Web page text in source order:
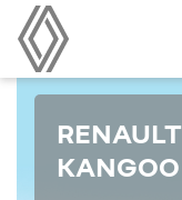
KANGOO